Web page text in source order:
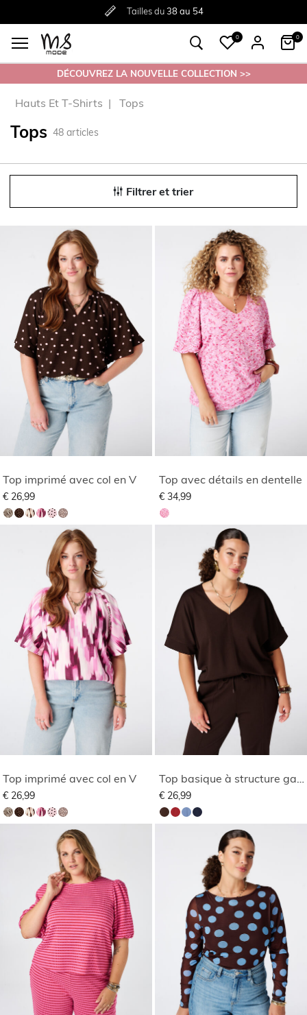
Livraisongratuiteà partir de €30
Tailles du38 au 54
Retourgratuit en magasin
0 0
DÉCOUVREZ LA NOUVELLE COLLECTION >>
Hauts Et T-Shirts Tops
Tops 48 articles
Filtrer et trier
Top imprimé avec col en V
€ 26,99
Top avec détails en dentelle
€ 34,99
Top imprimé avec col en V
€ 26,99 € 26,99